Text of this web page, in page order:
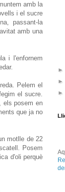
amb la
i el sucre
passant-la
amb una
i l'enfornem
Pelem el
el sucre.
els posem en
que ja no
motlle de 22
Posem
d'oli perquè
►
►
►